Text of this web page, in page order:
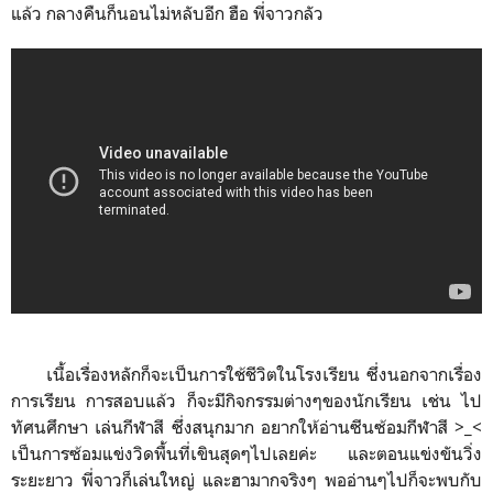
แล้ว กลางคืนก็นอนไม่หลับอีก ฮือ พี่จาวกลัว
เนื้อเรื่องหลักก็จะเป็นการใช้ชีวิตในโรงเรียน ซึ่งนอกจากเรื่อง
การเรียน การสอบแล้ว ก็จะมีกิจกรรมต่างๆของนักเรียน เช่น ไป
ทัศนศึกษา เล่นกีฬาสี ซึ่งสนุกมาก อยากให้อ่านซีนซ้อมกีฬาสี >_<
เป็นการซ้อมแข่งวิดพื้นที่เขินสุดๆไปเลยค่ะ และตอนแข่งขันวิ่ง
ระยะยาว พี่จาวก็เล่นใหญ่ และฮามากจริงๆ พออ่านๆไปก็จะพบกับ